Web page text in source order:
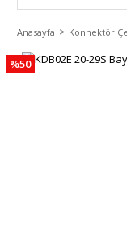
Anasayfa Konnektör
%50